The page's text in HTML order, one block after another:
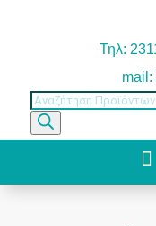
Τηλ:
mail:
Products
search
